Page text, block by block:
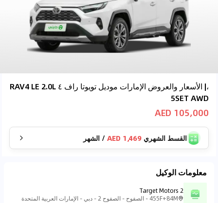
،| الأسعار والعروض الإمارات موديل تويوتا راف ٤ RAV4 LE 2.0L
5SET AWD
105,000 AED
القسط الشهري 1,469 AED
/ الشهر
معلومات الوكيل
Target Motors 2
455F+84M - الصفوح - الصفوح 2 - دبي - الإمارات العربية المتحدة